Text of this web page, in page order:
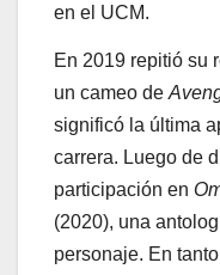
en el UCM.
En 2019 repitió su
un cameo de
significó la última
carrera. Luego de
participación en
(2020), una
personaje. En